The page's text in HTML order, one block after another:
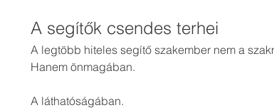
A segítők csendes terhei
A legtöbb hiteles segítő szakember nem a
Hanem önmagában.
A láthatóságában.